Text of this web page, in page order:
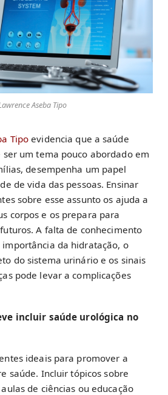
Aseba Tipo
Tipo evidencia que a saúde
um tema pouco abordado em
desempenha um papel
de vida das pessoas. Ensinar
sobre esse assunto os ajuda a
corpos e os prepara para
A falta de conhecimento
da hidratação, o
do sistema urinário e os sinais
pode levar a complicações
incluir saúde urológica no
ideais para promover a
saúde. Incluir tópicos sobre
de ciências ou educação